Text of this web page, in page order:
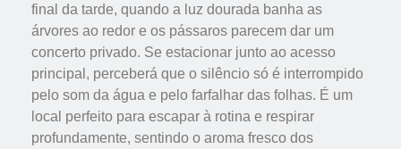
final da tarde, quando a luz dourada banha as
árvores ao redor e os pássaros parecem dar um
concerto privado. Se estacionar junto ao acesso
principal, perceberá que o silêncio só é interrompido
pelo som da água e pelo farfalhar das folhas. É um
local perfeito para escapar à rotina e respirar
profundamente, sentindo o aroma fresco dos